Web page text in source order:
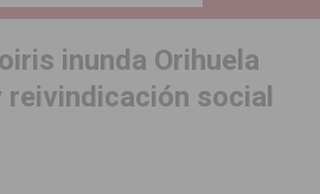
inunda Orihuela
social